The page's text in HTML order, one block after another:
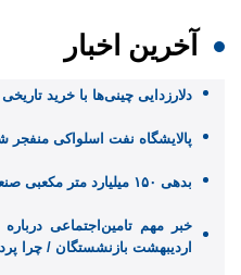
آخرین اخبار
دلارزدایی چینی‌ها با خرید
پالایشگاه نفت اسلواکی منفجر
بدهی ۱۵۰ میلیارد متر مکعبی صنعت آب به آب‌های زیرزمینی کشور
خبر مهم تامین‌اجتماعی
اردیبهشت بازنشستگان / چرا